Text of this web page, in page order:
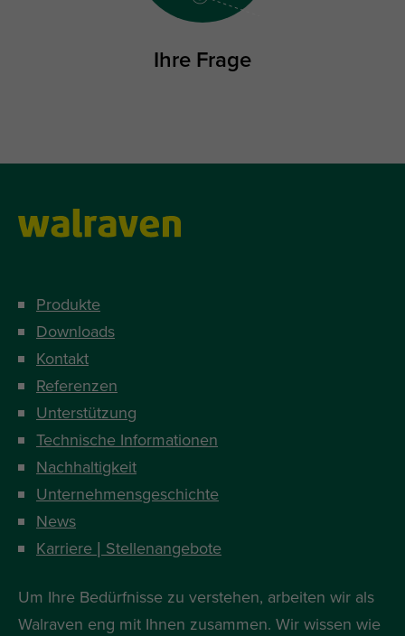
Ihre Frage
Produkte
Downloads
Kontakt
Referenzen
Unterstützung
Technische Informationen
Nachhaltigkeit
Unternehmensgeschichte
News
Karriere | Stellenangebote
Um Ihre Bedürfnisse zu verstehen, arbeiten wir als
Walraven eng mit Ihnen zusammen. Wir wissen wie